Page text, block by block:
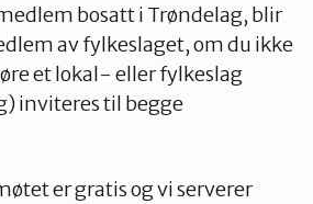
bosatt i Trøndelag, blir
av fylkeslaget, om du ikke
et lokal- eller fylkeslag
inviteres til begge
er gratis og vi serverer